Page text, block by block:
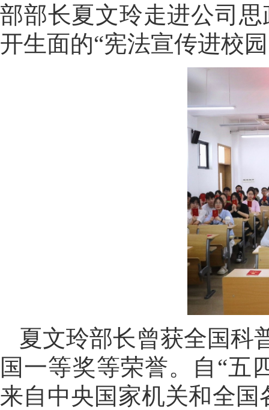
部部长夏文玲走进公司
开生面的“宪法宣传进校
夏文玲部长曾获全国科
国一等奖等荣誉。自“五
来自中央国家机关和全